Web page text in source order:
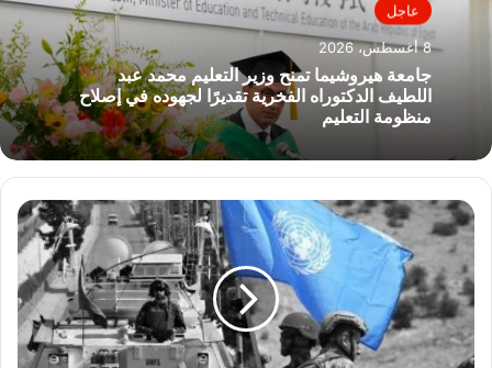
عاجل
8 أغسطس، 2026
جامعة هيروشيما تمنح وزير التعليم محمد عبد
اللطيف الدكتوراه الفخرية تقديرًا لجهوده في إصلاح
منظومة التعليم
يونيفيل
تسجل
انتهاكا
للمجال
الجوى
اللبنانى